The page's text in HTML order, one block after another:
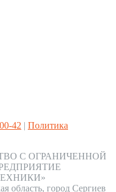
42 | Политика
С ОГРАНИЧЕННОЙ
область, город Сергиев